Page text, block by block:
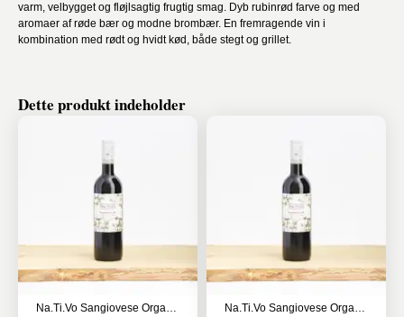
varm, velbygget og fløjlsagtig frugtig smag. Dyb rubinrød farve og med
aromaer af røde bær og modne brombær. En fremragende vin i
kombination med rødt og hvidt kød, både stegt og grillet.
Dette produkt indeholder
Na.Ti.Vo Sangiovese Organic, Puglia, Italy
Na.Ti.Vo Sangiovese Organic, Puglia, Italy